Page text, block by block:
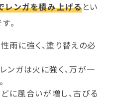
レンガを積み上げるとい
。
雨に強く、塗り替えの必
ンガは火に強く、万が一
に風合いが増し、古びる